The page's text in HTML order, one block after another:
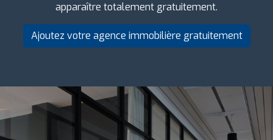
apparaître totalement gratuitement.
Ajoutez votre agence immobilière gratuitement